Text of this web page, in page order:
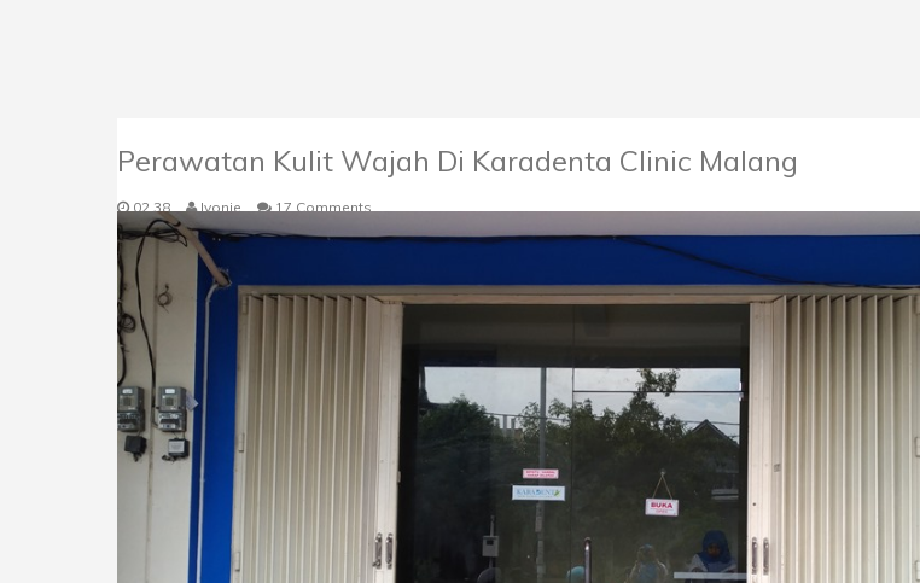
Perawatan Kulit Wajah Di Karadenta Clinic Malang
02.38 Ivonie 17 Comments